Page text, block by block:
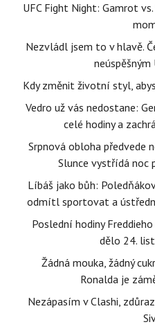
UFC Fight Night: Gamrot
Nezvládl jsem to v hlavě.
neúspěšným
Kdy změnit životní styl,
Vedro už vás nedostane:
celé hodiny a
Srpnová obloha předvede
Slunce vystřídá noc
Líbáš jako bůh:
odmítl sportovat a
Poslední hodiny
dělo 24.
Žádná mouka, žádný
Ronalda je
Nezápasím v Clashi,